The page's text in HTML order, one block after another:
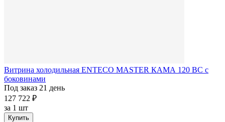
Витрина холодильная ENTECO MASTER КАМА 120 BC с
боковинами
Под заказ 21 день
127 722 ₽
за 1 шт
Купить